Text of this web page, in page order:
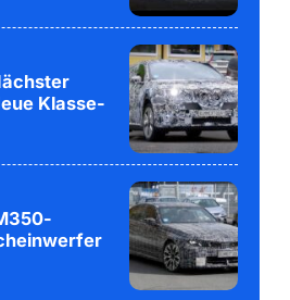
Klasse-